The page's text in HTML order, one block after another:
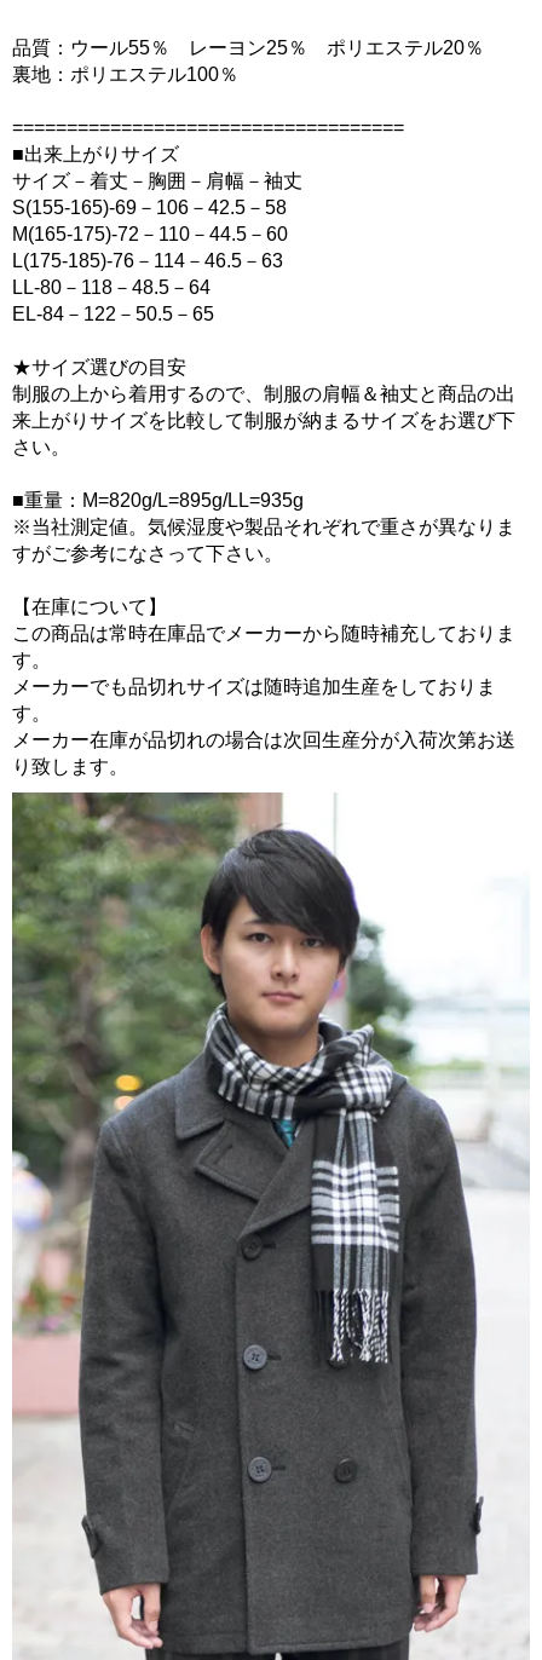
品質：ウール55％ レーヨン25％ ポリエステル20％
裏地：ポリエステル100％
====================================
■出来上がりサイズ
サイズ－着丈－胸囲－肩幅－袖丈
S(155-165)-69－106－42.5－58
M(165-175)-72－110－44.5－60
L(175-185)-76－114－46.5－63
LL-80－118－48.5－64
EL-84－122－50.5－65
★サイズ選びの目安
制服の上から着用するので、制服の肩幅＆袖丈と商品の出
来上がりサイズを比較して制服が納まるサイズをお選び下
さい。
■重量：M=820g/L=895g/LL=935g
※当社測定値。気候湿度や製品それぞれで重さが異なりま
すがご参考になさって下さい。
【在庫について】
この商品は常時在庫品でメーカーから随時補充しておりま
す。
メーカーでも品切れサイズは随時追加生産をしておりま
す。
メーカー在庫が品切れの場合は次回生産分が入荷次第お送
り致します。